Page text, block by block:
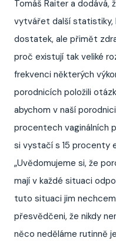
Tomáš Raiter a dodává,
vytvářet další statistiky,
dostatek, ale přimět
proč existují tak veliké
frekvenci některých
porodnicích položili
abychom v naší
procentech vaginálních
si vystačí s 15 procenty
„Uvědomujeme si, že
mají v každé situaci
tuto situaci jim
přesvědčeni, že nikdy
něco neděláme rutinně